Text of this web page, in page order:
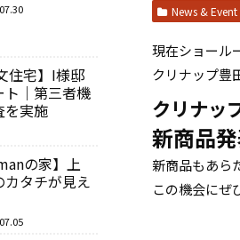
News & Event
現在ショール
クリナップ豊
クリナッ
新商品
新商品もあら
この機会にぜ
住宅】I様邸
｜第三者機
を実施
の家】上
タチが見え